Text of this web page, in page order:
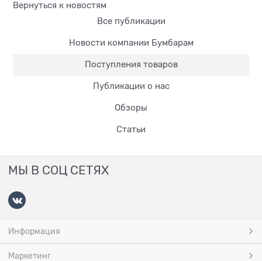
Вернуться к новостям
Все публикации
Новости компании Бумбарам
Поступления товаров
Публикации о нас
Обзоры
Статьи
МЫ В СОЦ СЕТЯХ
Информация
Маркетинг